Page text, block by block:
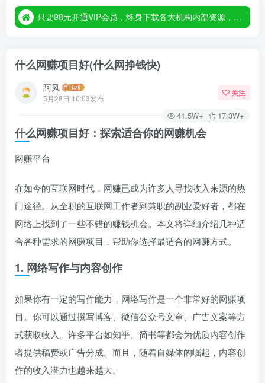
只要98元开通VIP会员，终身下载各大机构内部资源，一站式草根创业基地，最新最强网赚教程大全，小投入，大回报！
什么网赚项目好(什么网挣钱快)
阿风
5月28日 10:03发布
关注
41.5W+ 17.3W+
什么网赚项目好：探索适合你的网赚机会
网赚平台
在如今的互联网时代，网赚已成为许多人寻找收入来源的热
门途径。从全职的互联网工作者到兼职的副业爱好者，都在
网络上找到了一些不错的赚钱机会。本文将详细介绍几种适
合各种需求的网赚项目，帮助你选择最适合的网赚方式。
1. 网络写作与内容创作
如果你有一定的写作能力，网络写作是一个非常好的网赚项
目。你可以通过撰写博客、微信公众号文章、广告文案等方
式获取收入。许多平台如知乎、简书等都会为优质内容创作
者提供稿费或广告分成。而且，随着自媒体的崛起，内容创
作的收入潜力也越来越大。